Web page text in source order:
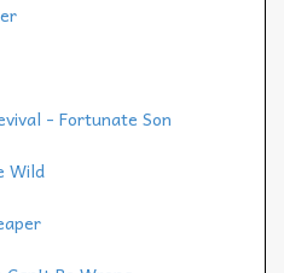
- Fortunate Son
Wild